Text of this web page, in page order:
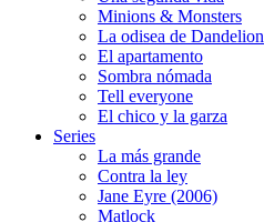
Minions & Monsters
La odisea de Dandelion
El apartamento
Sombra nómada
Tell everyone
El chico y la garza
Series
La más grande
Contra la ley
Jane Eyre (2006)
Matlock